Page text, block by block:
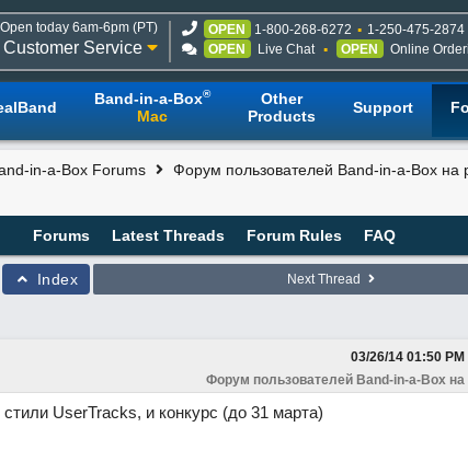
Open today 6am-6pm (PT)
Customer Service
OPEN 1-800-268-6272
1-250-475-2874
OPEN
Live Chat OPEN Online
Band-in-a-Box®
Mac
Other
Products
Support
in-a-Box Forums Форум пользователей Band-in-a-Box на
Forums Latest Threads Forum Rules FAQ
Index Next Thread
03/26/14 01:50 PM
Форум пользователей Band-in-a-Box
UserTracks, и конкурс (до 31 марта)